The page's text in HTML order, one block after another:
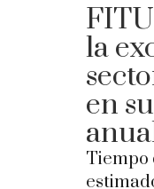
la
en
Tiempo